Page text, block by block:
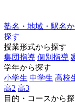
塾名・地域・駅名
探す
授業形式から探す
集団指導 個別指導
学年から探す
小学生 中学生 高校
高2 高3
目的・コースから